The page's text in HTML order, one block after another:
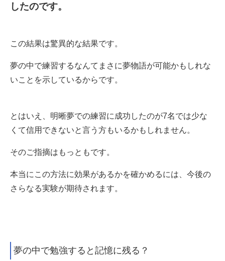
したのです。
この結果は驚異的な結果です。
夢の中で練習するなんてまさに夢物語が可能かもしれな
いことを示しているからです。
とはいえ、明晰夢での練習に成功したのが7名では少な
くて信用できないと言う方もいるかもしれません。
そのご指摘はもっともです。
本当にこの方法に効果があるかを確かめるには、今後の
さらなる実験が期待されます。
夢の中で勉強すると記憶に残る？